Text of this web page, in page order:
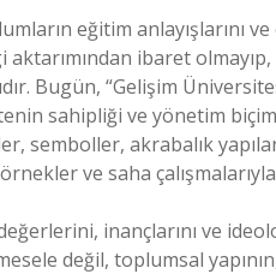
eğitim anlayışlarını
ibaret
Bugün, “Gelişim
sahipliği ve yönetim
semboller, akrabalık
ve saha
inançlarını ve
değil, toplumsal